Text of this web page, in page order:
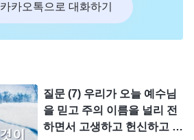
카카오톡으로 대화하기
질문 (7) 우리가 오늘 예수님
을 믿고 주의 이름을 널리 전
하면서 고생하고 헌신하고 모